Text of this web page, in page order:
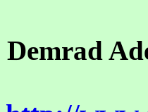
Demrad